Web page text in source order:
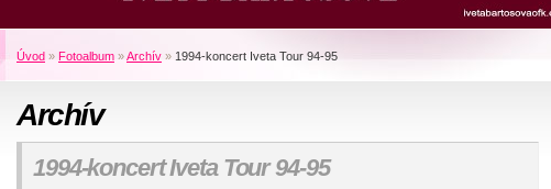
Úvod » Fotoalbum »Archív » 1994-koncert Iveta Tour 94-95
Archív
1994-koncert Iveta Tour 94-95